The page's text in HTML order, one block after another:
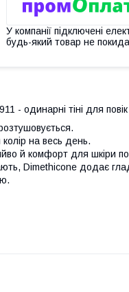
У компанії підключені
будь-який товар не
- одинарні тіні для повік
на весь день.
й комфорт для шкіри
Dimethicone додає